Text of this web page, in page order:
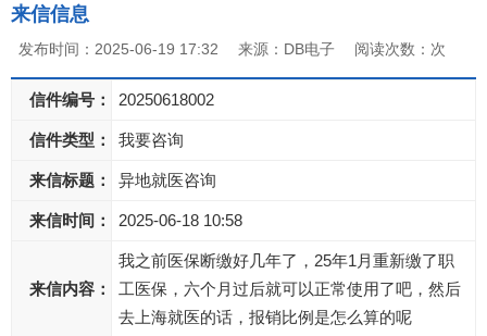
来信信息
发布时间：2025-06-19 17:32 来源：DB电子 阅读次数：次
信件编号： 20250618002
信件类型： 我要咨询
来信标题： 异地就医咨询
来信时间： 2025-06-18 10:58
来信内容：
我之前医保断缴好几年了，25年1月重新缴了职
工医保，六个月过后就可以正常使用了吧，然后
去上海就医的话，报销比例是怎么算的呢